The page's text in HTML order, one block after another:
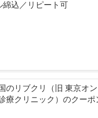
綿込／リピート可